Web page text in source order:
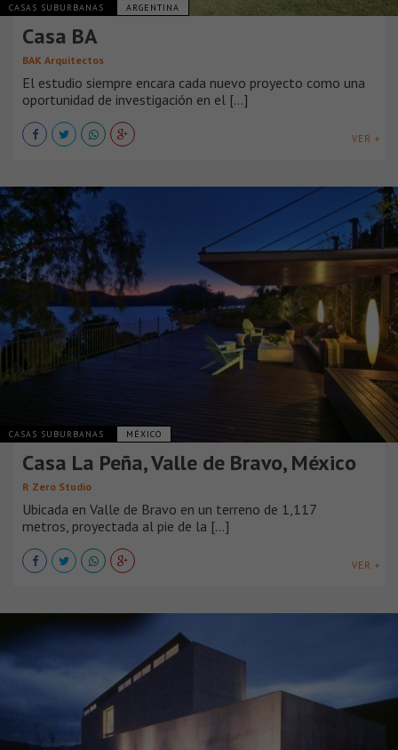
CASAS SUBURBANAS ARGENTINA
Casa BA
BAK Arquitectos
El estudio siempre encara cada nuevo proyecto como una
oportunidad de investigación en el [...]
VER +
CASAS SUBURBANAS MÉXICO
Casa La Peña, Valle de Bravo, México
R Zero Studio
Ubicada en Valle de Bravo en un terreno de 1,117
metros, proyectada al pie de la [...]
VER +